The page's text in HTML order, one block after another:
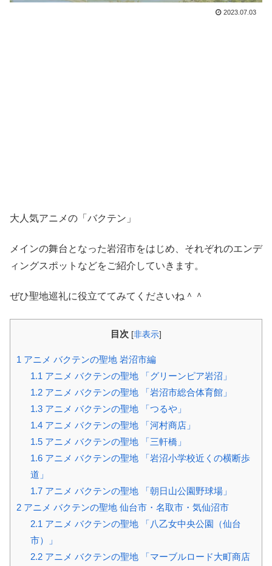
2023.07.03
大人気アニメの「バクテン」
メインの舞台となった岩沼市をはじめ、それぞれのエンデ
ィングスポットなどをご紹介していきます。
ぜひ聖地巡礼に役立ててみてくださいね＾＾
目次 [非表示]
1 アニメ バクテンの聖地 岩沼市編
1.1 アニメ バクテンの聖地 「グリーンピア岩沼」
1.2アニメ バクテンの聖地 「岩沼市総合体育館」
1.3アニメ バクテンの聖地 「つるや」
1.4アニメ バクテンの聖地 「河村商店」
1.5アニメ バクテンの聖地 「三軒橋」
1.6アニメ バクテンの聖地 「岩沼小学校近くの横断歩
道」
1.7アニメ バクテンの聖地 「朝日山公園野球場」
2 アニメ バクテンの聖地 仙台市・名取市・気仙沼市
2.1 アニメ バクテンの聖地 「八乙女中央公園（仙台
市）」
2.2アニメ バクテンの聖地 「マーブルロード大町商店